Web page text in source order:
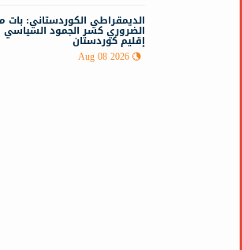
الديمقراطي الكوردستاني: بات
الضروري كسر الجمود
إقليم كوردستان
Aug 08 2026